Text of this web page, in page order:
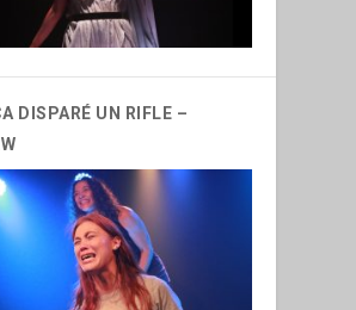
DISPARÉ UN RIFLE –